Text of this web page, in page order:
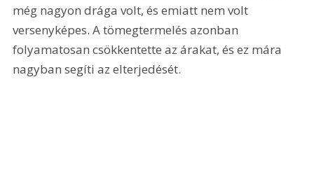
még nagyon drága volt, és emiatt nem volt
versenyképes. A tömegtermelés azonban
folyamatosan csökkentette az árakat, és ez mára
nagyban segíti az elterjedését.